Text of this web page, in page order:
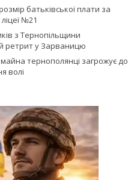
батьківської плати за
№21
з Тернопільщини
ретрит у Зарваницю
тернополянці загрожує до
волі